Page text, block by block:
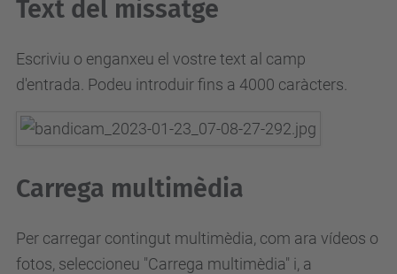
Text del missatge
Escriviu o enganxeu el vostre text al camp
d'entrada. Podeu introduir fins a 4000 caràcters.
Carrega multimèdia
Per carregar contingut multimèdia, com ara vídeos o
fotos, seleccioneu "Carrega multimèdia" i, a